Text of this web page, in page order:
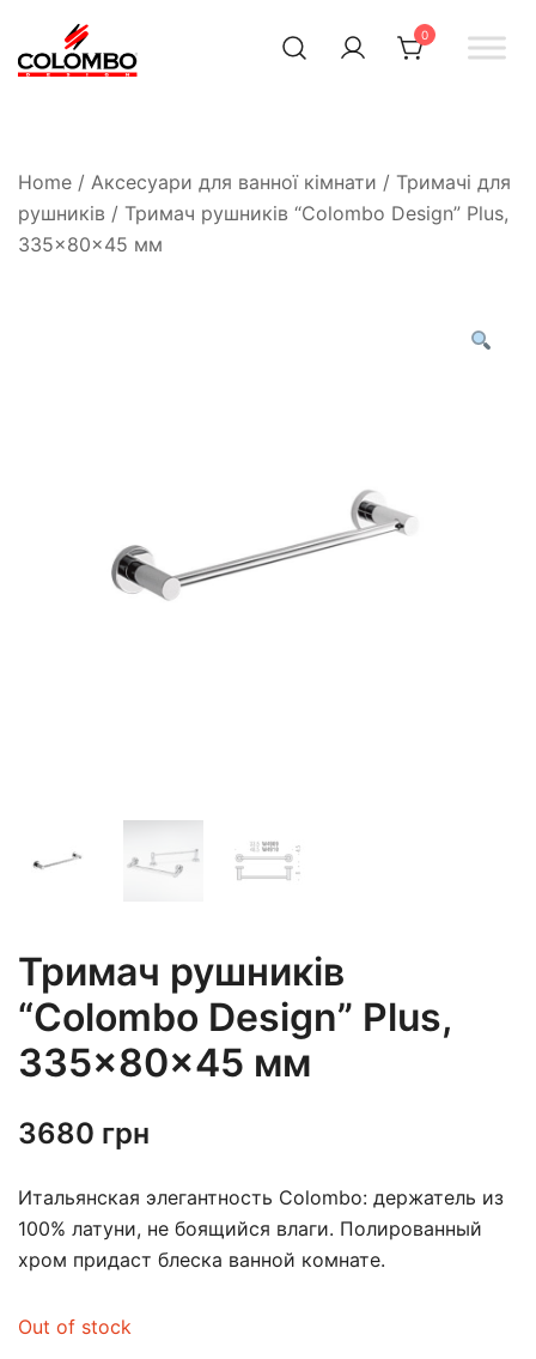
0
Home / Аксесуари для ванної кімнати / Тримачі для
рушників / Тримач рушників “Colombo Design” Plus,
335×80×45 мм
Тримач рушників
“Colombo Design” Plus,
335×80×45 мм
3680 грн
Итальянская элегантность Colombo: держатель из
100% латуни, не боящийся влаги. Полированный
хром придаст блеска ванной комнате.
Out of stock